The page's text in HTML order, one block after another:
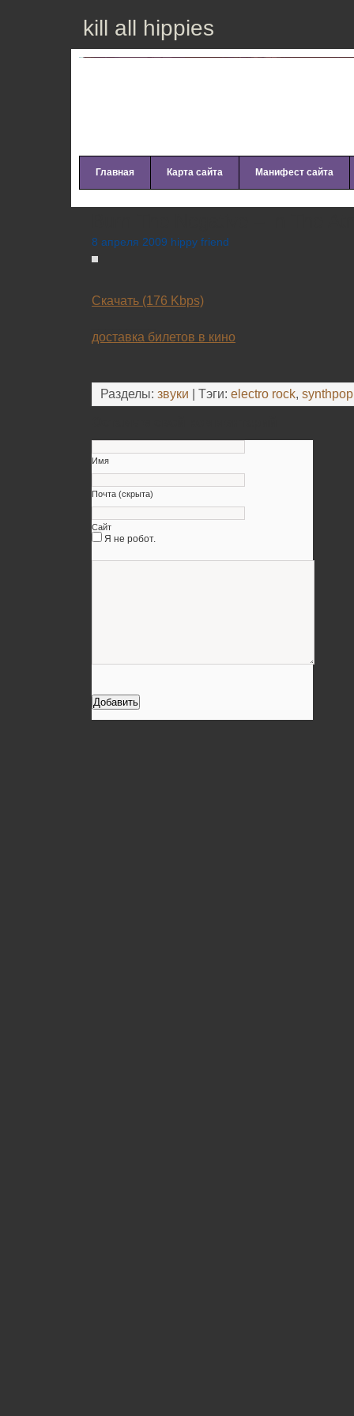
kill all hippies
Главная Карта сайта Манифест сайта
8 апреля 2009 hippy friend
Скачать (176 Kbps)
доставка билетов в кино
Разделы: звуки | Тэги: electro rock, synthpop
Имя
Почта (скрыта)
Сайт
Я не робот.